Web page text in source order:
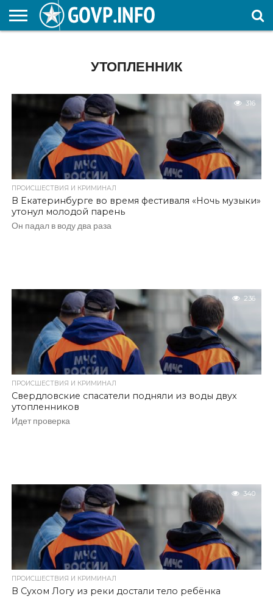
УТОПЛЕННИК
316
ПРОИСШЕСТВИЯ И КРИМИНАЛ
В Екатеринбурге во время фестиваля «Ночь музыки»
утонул молодой парень
Он падал в воду два раза
236
ПРОИСШЕСТВИЯ И КРИМИНАЛ
Свердловские спасатели подняли из воды двух
утопленников
Идет проверка
340
ПРОИСШЕСТВИЯ И КРИМИНАЛ
В Сухом Логу из реки достали тело ребёнка